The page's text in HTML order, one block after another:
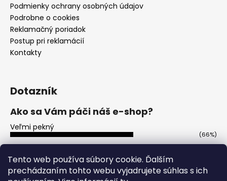
Tento web používa súbory cookie. Ďalším
prechádzaním tohto webu vyjadrujete súhlas s ich
Podmienky ochrany osobných údajov
Podrobne o cookies
Reklamačný poriadok
Postup pri reklamácií
Kontakty
Dotazník
Ako sa Vám páči náš e-shop?
Veľmi pekný
(66%)
Nepáči sa mi